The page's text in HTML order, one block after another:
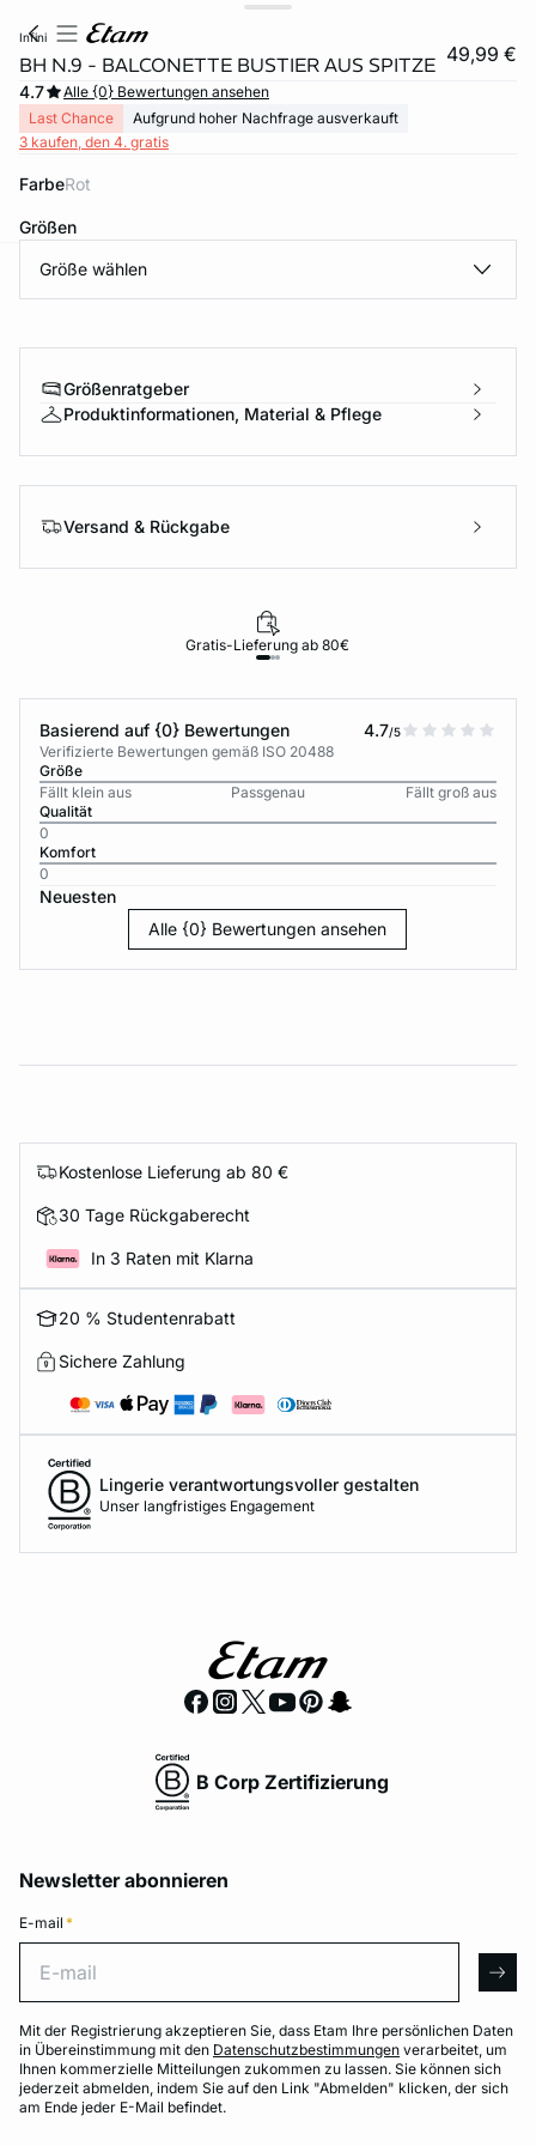
infini
BH N.9 - BALCONETTE BUSTIER AUS SPITZE 49,99 €
4.7
Alle {0} Bewertungen ansehen
Last Chance
Aufgrund hoher Nachfrage ausverkauft
3 kaufen, den 4. gratis
Farbe rot
Größen
Größe wählen
Größenratgeber
Produktinformationen, Material & Pflege
Versand & Rückgabe
Gratis-Lieferung ab 80€
Basierend auf {0} Bewertungen 4.7/5
Verifizierte Bewertungen gemäß ISO 20488
Größe
Fällt klein aus
Passgenau
Fällt groß aus
Qualität
0
Komfort
0
Neuesten
Alle {0} Bewertungen ansehen
Kostenlose Lieferung ab 80 €
30 Tage Rückgaberecht
In 3 Raten mit Klarna
20 % Studentenrabatt
Sichere Zahlung
Lingerie verantwortungsvoller gestalten
Unser langfristiges Engagement
B Corp Zertifizierung
Newsletter abonnieren
E-mail *
Mit der Registrierung akzeptieren Sie, dass Etam Ihre persönlichen Daten
in Übereinstimmung mit den Datenschutzbestimmungen verarbeitet, um
Ihnen kommerzielle Mitteilungen zukommen zu lassen. Sie können sich
jederzeit abmelden, indem Sie auf den Link "Abmelden" klicken, der sich
am Ende jeder E-Mail befindet.